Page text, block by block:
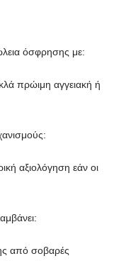
όσφρησης με:
πρώιμη αγγειακή ή
αξιολόγηση εάν οι
από σοβαρές